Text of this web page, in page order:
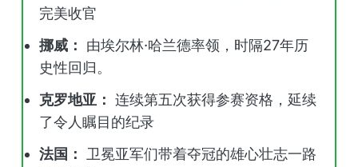
完美收官
挪威：
由埃尔林·哈兰德率领，时隔27年历
史性回归。
克罗地亚： 连续第五次获得参赛资格，延续
了令人瞩目的纪录
法国：
卫冕亚军们带着夺冠的雄心壮志一路